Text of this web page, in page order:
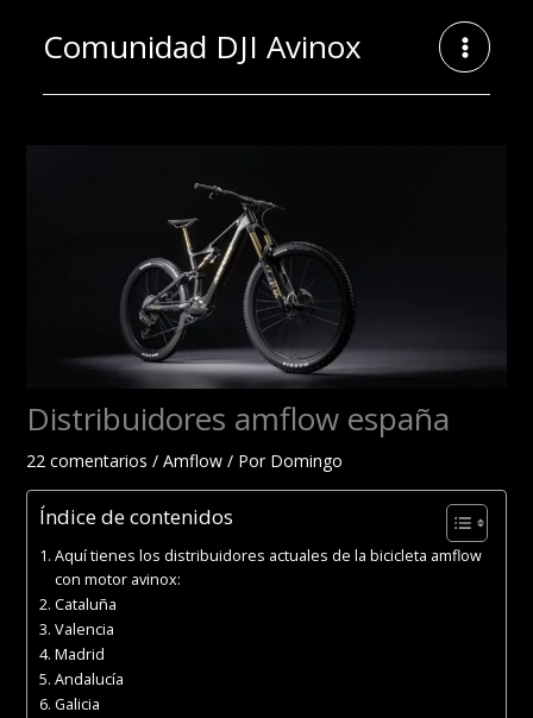
contenidoComunidad DJI Avinox
Distribuidores amflow españa
22 comentarios / Amflow/ Por Domingo
Índice de contenidos
Aquí tienes los distribuidores actuales de la bicicleta amflow
con motor avinox:
Cataluña
Valencia
Madrid
Andalucía
Galicia